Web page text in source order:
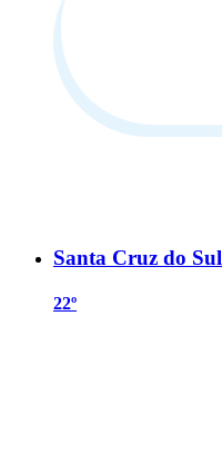
Santa Cruz do Sul
22º